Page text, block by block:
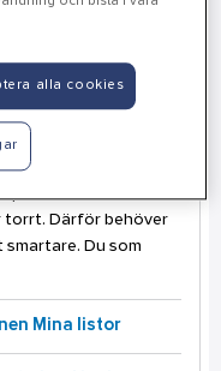
för dina
torrt. Därför behöver
Du som
Mina listor
alla cookies